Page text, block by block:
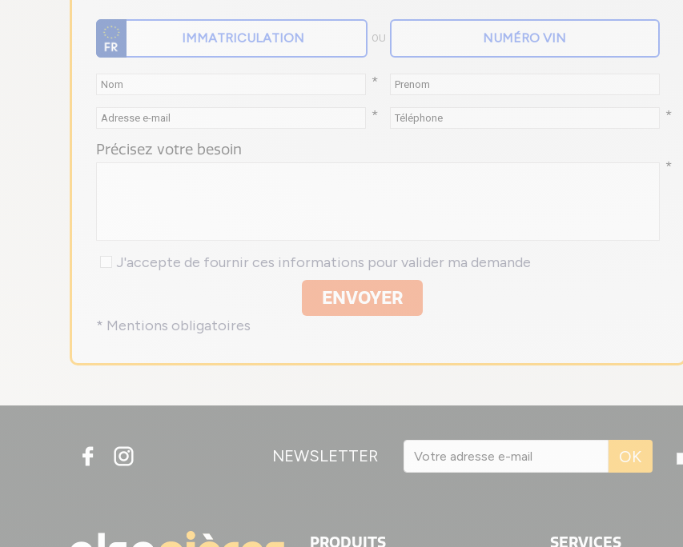
OU
*
*
*
Précisez votre besoin
*
J'accepte de fournir ces informations pour valider ma demande
ENVOYER
* Mentions obligatoires
NEWSLETTER OK
PRODUITS SERVICES